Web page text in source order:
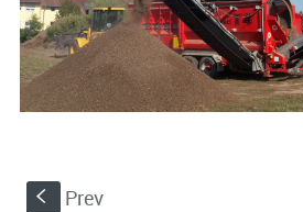
S Prev